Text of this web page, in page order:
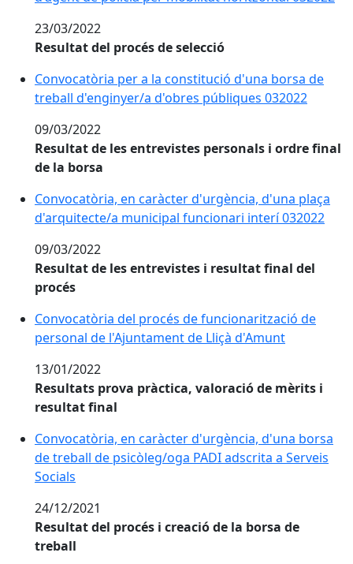
23/03/2022
Resultat del procés de selecció
Convocatòria per a la constitució d'una borsa de
treball d'enginyer/a d'obres públiques 032022
09/03/2022
Resultat de les entrevistes personals i ordre final
de la borsa
Convocatòria, en caràcter d'urgència, d'una plaça
d'arquitecte/a municipal funcionari interí 032022
09/03/2022
Resultat de les entrevistes i resultat final del
procés
Convocatòria del procés de funcionarització de
personal de l'Ajuntament de Lliçà d'Amunt
13/01/2022
Resultats prova pràctica, valoració de mèrits i
resultat final
Convocatòria, en caràcter d'urgència, d'una borsa
de treball de psicòleg/oga PADI adscrita a Serveis
Socials
24/12/2021
Resultat del procés i creació de la borsa de
treball